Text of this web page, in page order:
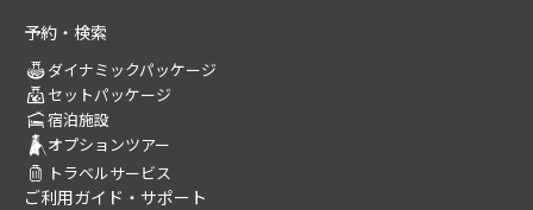
予約・検索
ダイナミックパッケージ
セットパッケージ
宿泊施設
オプションツアー
トラベルサービス
ご利用ガイド・サポート